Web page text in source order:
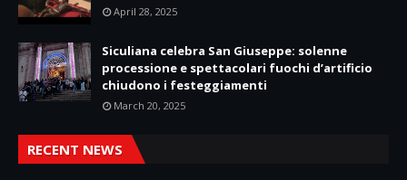
April 28, 2025
Siculiana celebra San Giuseppe: solenne
processione e spettacolari fuochi d’artificio
chiudono i festeggiamenti
March 20, 2025
RECENT NEWS